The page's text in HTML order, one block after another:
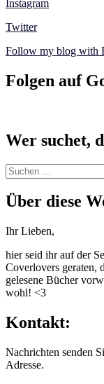
Instagram
Twitter
Follow my blog with
Folgen auf
Wer suchet,
Suchen
nach:
Über diese
Ihr Lieben,
hier seid ihr auf der
Coverlovers geraten,
gelesene Bücher
wohl! <3
Kontakt:
Nachrichten senden
Adresse.